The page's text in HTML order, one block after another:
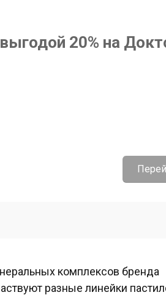
20% на
комплексов бренда
разные линейки